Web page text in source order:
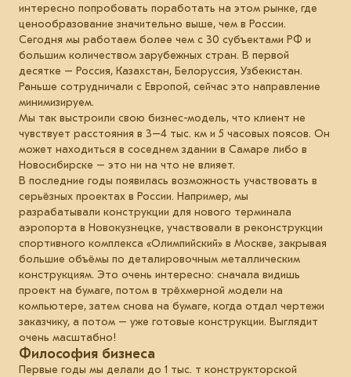
интересно попробовать поработать на этом рынке, где
ценообразование значительно выше, чем в России.
Сегодня мы работаем более чем с 30 субъектами РФ и
большим количеством зарубежных стран. В первой
десятке – Россия, Казахстан, Белоруссия, Узбекистан.
Раньше сотрудничали с Европой, сейчас это направление
минимизируем.
Мы так выстроили свою бизнес-модель, что клиент не
чувствует расстояния в 3–4 тыс. км и 5 часовых поясов. Он
может находиться в соседнем здании в Самаре либо в
Новосибирске – это ни на что не влияет.
В последние годы появилась возможность участвовать в
серьёзных проектах в России. Например, мы
разрабатывали конструкции для нового терминала
аэропорта в Новокузнецке, участвовали в реконструкции
спортивного комплекса «Олимпийский» в Москве, закрывая
большие объёмы по деталировочным металлическим
конструкциям. Это очень интересно: сначала видишь
проект на бумаге, потом в трёхмерной модели на
компьютере, затем снова на бумаге, когда отдал чертежи
заказчику, а потом – уже готовые конструкции. Выглядит
очень масштабно!
Философия бизнеса
Первые годы мы делали до 1 тыс. т конструкторской